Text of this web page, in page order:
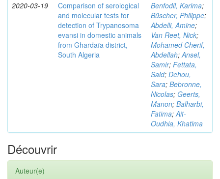
2020-03-19
Comparison of serological
and molecular tests for
detection of Trypanosoma
evansi in domestic animals
from Ghardaïa district,
South Algeria
Benfodil, Karima;
Büscher, Philippe;
Abdelli, Amine;
Van Reet, Nick;
Mohamed Cherif,
Abdellah;Ansel,
Samir; Fettata,
Said; Dehou,
Sara; Bebronne,
Nicolas; Geerts,
Manon; Balharbi,
Fatima;Ait-
Oudhia, Khatima
Découvrir
Auteur(e)